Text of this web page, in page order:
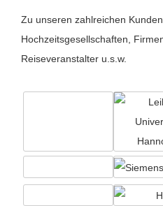
Zu unseren zahlreichen
Hochzeitsgesellschaften,
Reiseveranstalter u.s.w.